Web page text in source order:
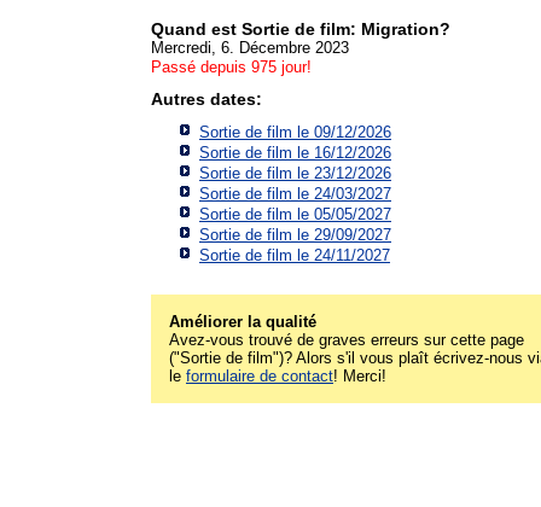
Quand est Sortie de film: Migration?
Mercredi, 6. Décembre 2023
Passé depuis 975 jour!
Autres dates:
Sortie de film le 09/12/2026
Sortie de film le 16/12/2026
Sortie de film le 23/12/2026
Sortie de film le 24/03/2027
Sortie de film le 05/05/2027
Sortie de film le 29/09/2027
Sortie de film le 24/11/2027
Améliorer la qualité
Avez-vous trouvé de graves erreurs sur cette page
("Sortie de film")? Alors s'il vous plaît écrivez-nous
le formulaire de contact! Merci!